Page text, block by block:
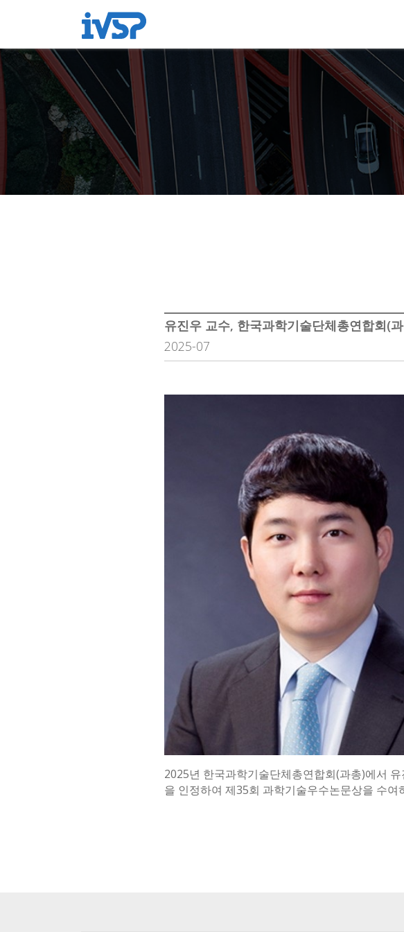
유진우 교수, 한국과학기술단체총연합회(
2025-07
2025년 한국과학기술단체총연합회(과총)에서
을 인정하여 제35회 과학기술우수논문상을 수여